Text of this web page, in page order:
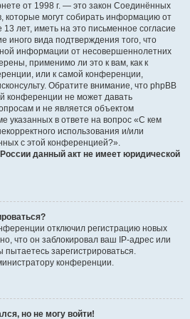
от 1998 г. — это закон Соединённых
которые могут собирать информацию от
лет, иметь на это письменное согласие
иного вида подтверждения того, что
информации от несовершеннолетних
применимо ли это к вам, как к
или к самой конференции,
Обратите внимание, что phpBB
конференции не может давать
и не является объектом
указанных в ответе на вопрос «С кем
использования и/или
с этой конференцией?».
данный акт не имеет юридической
отключил регистрацию новых
что он заблокировал ваш IP-адрес или
зарегистрироваться.
конференции.
но не могу войти!